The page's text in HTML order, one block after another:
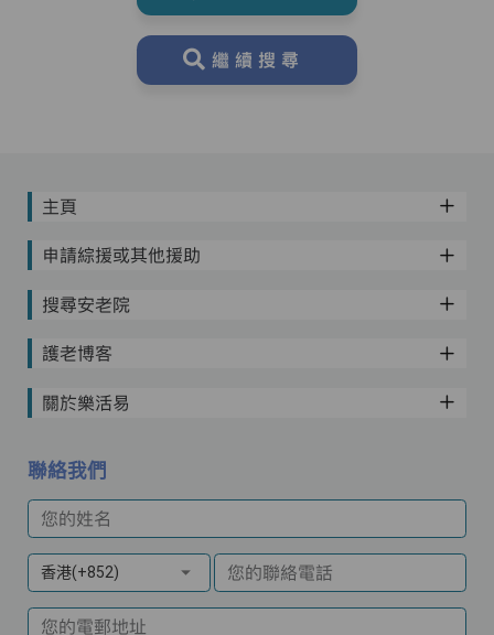
繼續搜尋
主頁
申請綜援或其他援助
搜尋安老院
護老博客
關於樂活易
聯絡我們
您的姓名
香港(+852) 您的聯絡電話
您的電郵地址